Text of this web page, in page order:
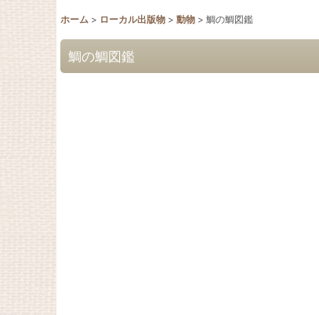
ホーム > ローカル出版物 > 動物 > 鯛の鯛図鑑
鯛の鯛図鑑